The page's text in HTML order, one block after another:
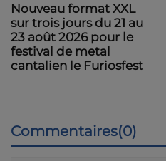
Nouveau format XXL
sur trois jours du 21 au
23 août 2026 pour le
festival de metal
cantalien le Furiosfest
Commentaires(0)